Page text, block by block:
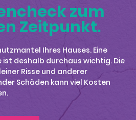
zum
Zeitpunkt.
Ihres Hauses. Eine
deshalb durchaus wichtig. Die
Risse und anderer
Schäden kann viel Kosten